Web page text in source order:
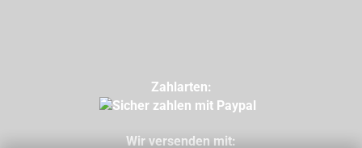
Zahlarten:
Wir versenden mit: